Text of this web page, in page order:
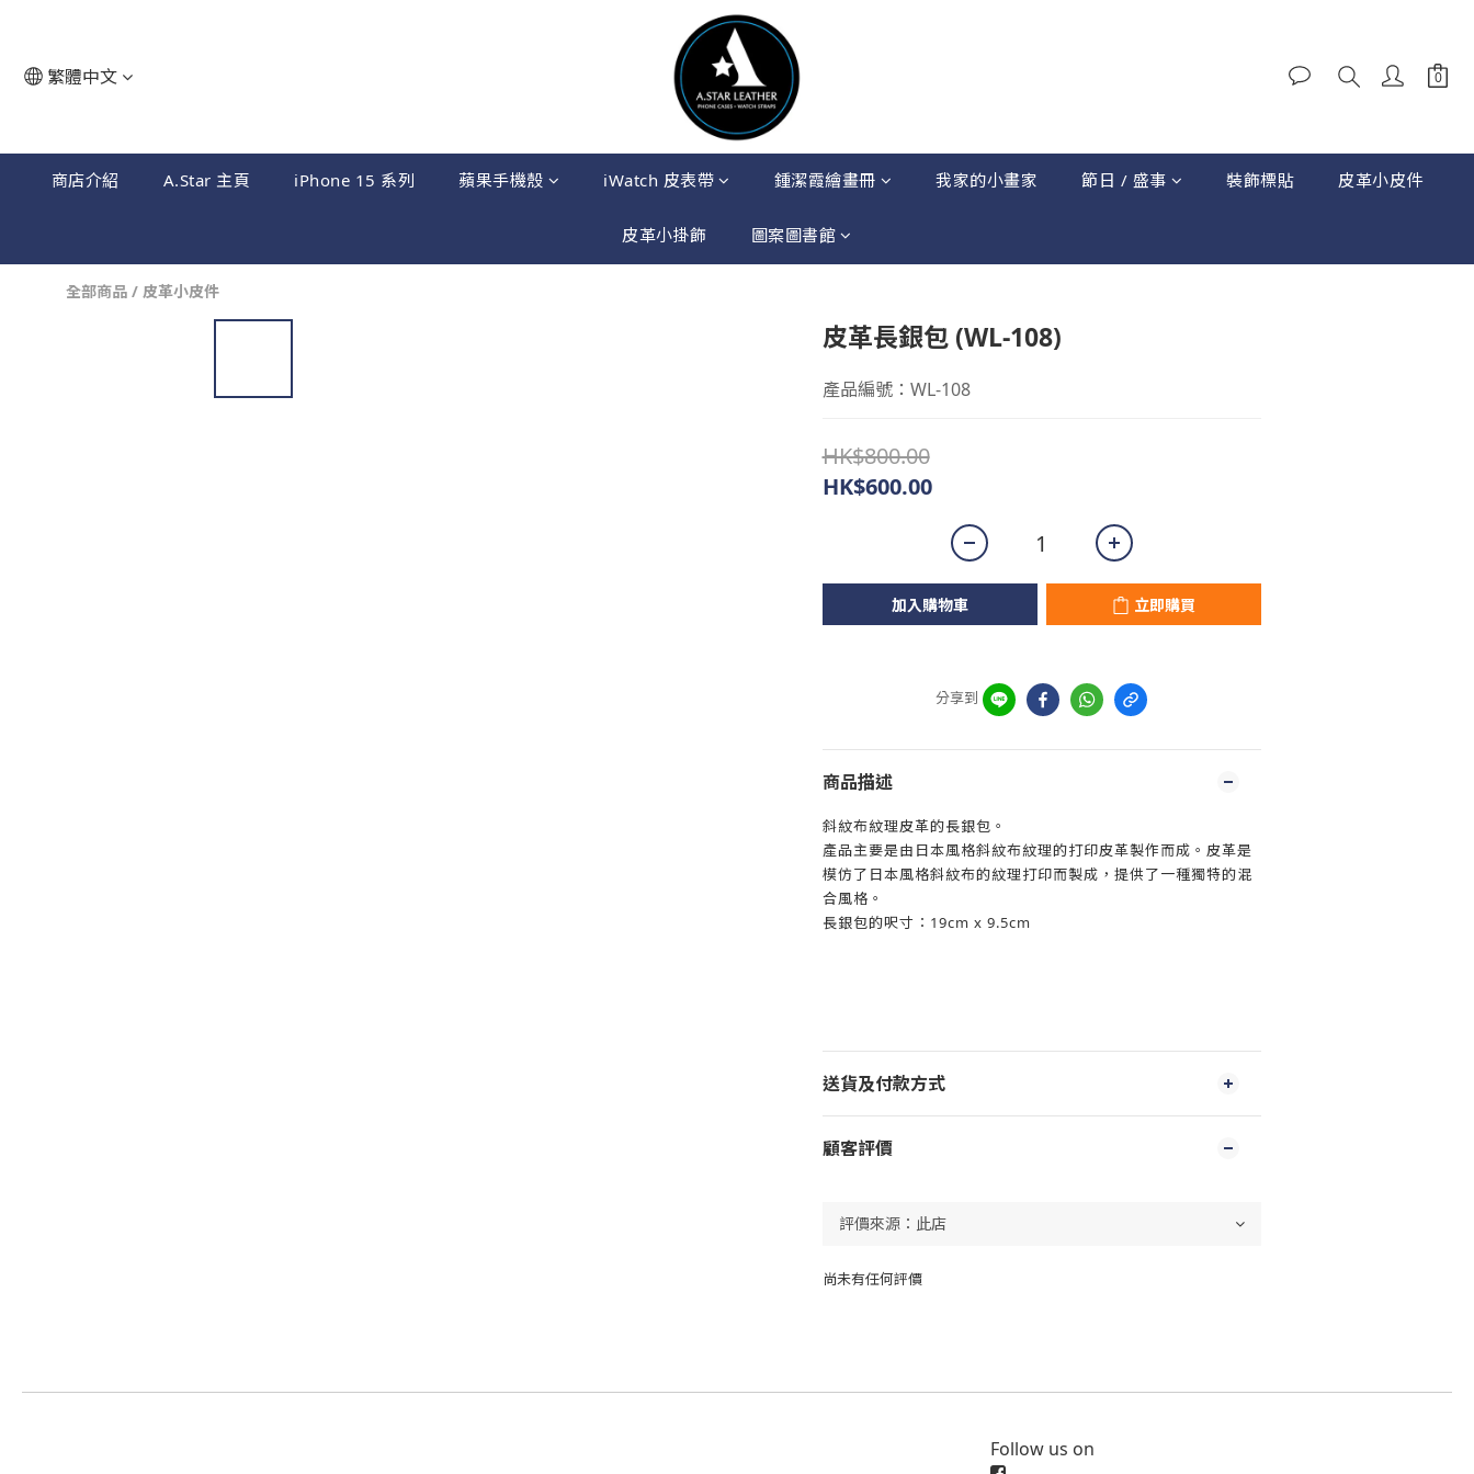
繁體中文
商店介紹 A.Star 主頁 iPhone 15 系列 蘋果手機殼 iWatch 皮表帶 鍾潔霞繪畫冊 我家的小畫家 節日 / 盛事 裝飾標貼 皮革小皮件
皮革小掛飾 圖案圖書館
全部商品 / 皮革小皮件
皮革長銀包 (WL-108)
產品編號：WL-108
HK$800.00
HK$600.00
加入購物車 立即購買
分享到
商品描述
斜紋布紋理皮革的長銀包。
產品主要是由日本風格斜紋布紋理的打印皮革製作而成。皮革是
模仿了日本風格斜紋布的紋理打印而製成，提供了一種獨特的混
合風格。
長銀包的呎寸：19cm x 9.5cm
送貨及付款方式
顧客評價
尚未有任何評價
Follow us on